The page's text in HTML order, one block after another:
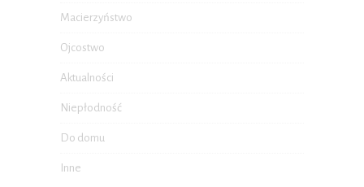
Macierzyństwo
Ojcostwo
Aktualności
Niepłodność
Do domu
Inne